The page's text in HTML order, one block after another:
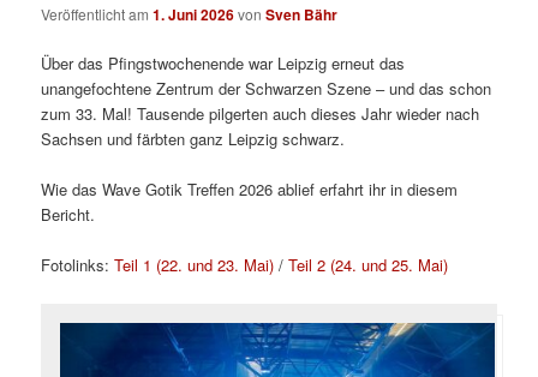
Veröffentlicht am1. Juni 2026vonSven Bähr
Über das Pfingstwochenende war Leipzig erneut das
unangefochtene Zentrum der Schwarzen Szene – und das schon
zum 33. Mal! Tausende pilgerten auch dieses Jahr wieder nach
Sachsen und färbten ganz Leipzig schwarz.
Wie das Wave Gotik Treffen 2026 ablief erfahrt ihr in diesem
Bericht.
Fotolinks:Teil 1 (22. und 23. Mai) /Teil 2 (24. und 25. Mai)